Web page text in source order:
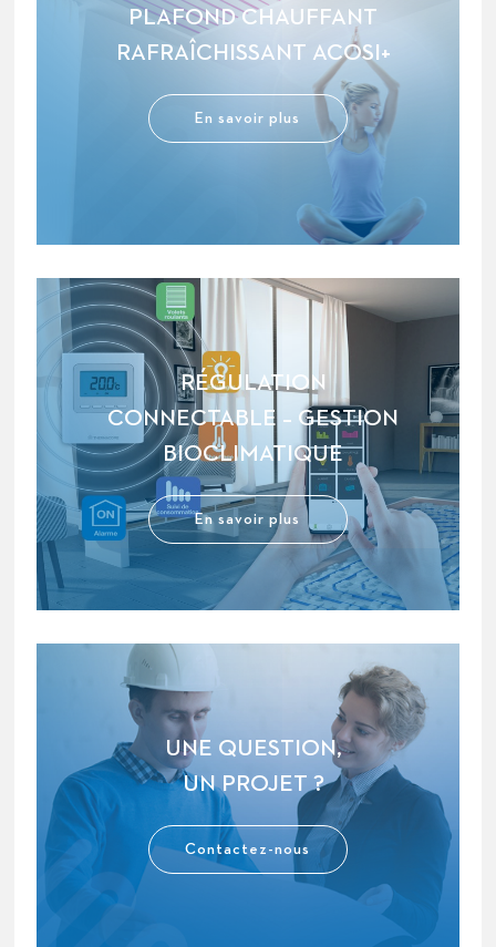
PLAFOND CHAUFFANT
RAFRAÎCHISSANT ACOSI+
En savoir plus
RÉGULATION
CONNECTABLE – GESTION
BIOCLIMATIQUE
En savoir plus
UNE QUESTION,
UN PROJET ?
Contactez-nous